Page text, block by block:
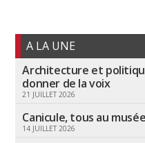
A LA UNE
Architecture et
donner de la voix
21 JUILLET 2026
Canicule, tous au musée
14 JUILLET 2026